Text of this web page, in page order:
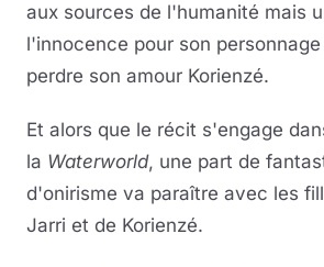
aux sources de l'humanité mais
l'innocence pour son
perdre son amour Korienzé.
Et alors que le récit s'engage
la Waterworld, une part de
d'onirisme va paraître avec les
Jarri et de Korienzé.